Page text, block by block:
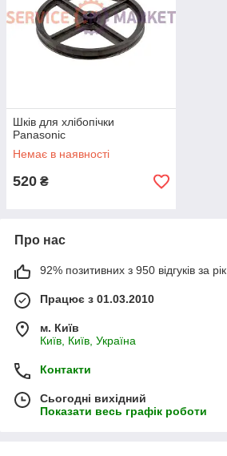
Шків для хлібопічки
Panasonic
Немає в наявності
520 ₴
Про нас
92% позитивних з 950 відгуків за рік
Працює з 01.03.2010
м. Київ
Київ, Київ, Україна
Контакти
Сьогодні вихідний
Показати весь графік роботи